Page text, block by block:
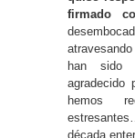
firmado
han sido
agradecido
hemos
década